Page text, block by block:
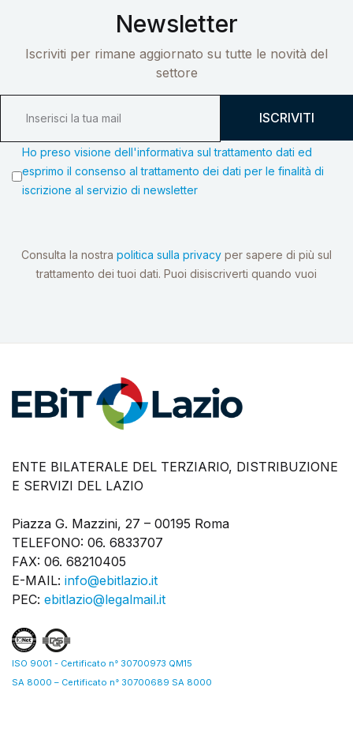
Newsletter
Iscriviti per rimane aggiornato su tutte le novità del
settore
ISCRIVITI
Ho preso visione dell'informativa sul trattamento dati ed
esprimo il consenso al trattamento dei dati per le finalità di
iscrizione al servizio di newsletter
Consulta la nostra politica sulla privacy per sapere di più sul
trattamento dei tuoi dati. Puoi disiscriverti quando vuoi
ENTE BILATERALE DEL TERZIARIO, DISTRIBUZIONE
E SERVIZI DEL LAZIO
Piazza G. Mazzini, 27 – 00195 Roma
TELEFONO: 06. 6833707
FAX: 06. 68210405
E-MAIL: info@ebitlazio.it
PEC: ebitlazio@legalmail.it
ISO 9001 - Certificato n° 30700973 QM15
SA 8000 – Certificato n° 30700689 SA 8000